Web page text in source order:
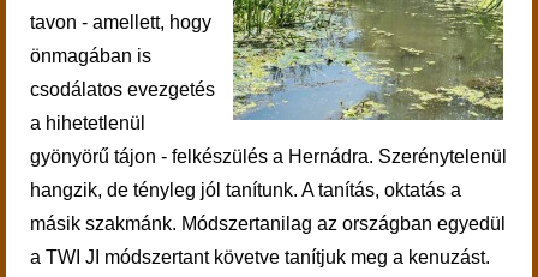
tavon - amellett, hogy
önmagában is
csodálatos evezgetés
a hihetetlenül
gyönyörű tájon - felkészülés a Hernádra. Szerénytelenül
hangzik, de tényleg jól tanítunk. A tanítás, oktatás a
másik szakmánk. Módszertanilag az országban egyedül
a TWI JI módszertant követve tanítjuk meg a kenuzást.